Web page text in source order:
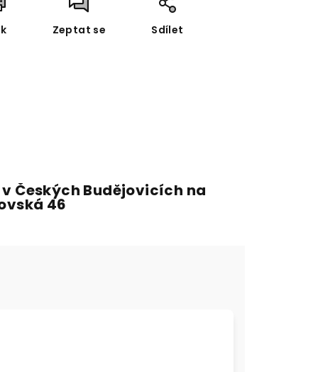
Zeptat se Sdílet
Českých Budějovicích na
46